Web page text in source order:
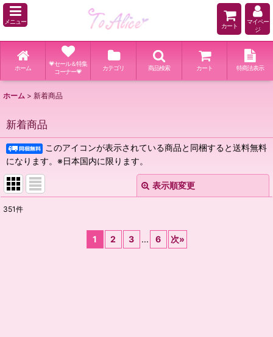
メニュー
カート
マイペー
ジ
ホーム
💗セール＆特集
コーナー💗
カテゴリ 商品検索 カート 特商法表示
ホーム > 新着商品
新着商品
このアイコンが表示されている商品と同梱すると送料無料
になります。※日本国内に限ります。
表示順変更
351件
1 2 3 ... 6 次»